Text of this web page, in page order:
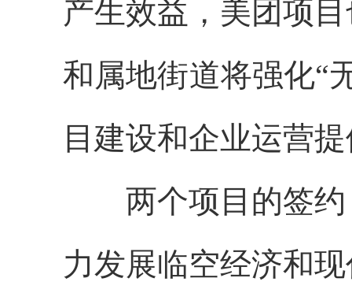
产生效益，美团项
和属地街道将强化“
目建设和企业运营
两个项目的签约
力发展临空经济和